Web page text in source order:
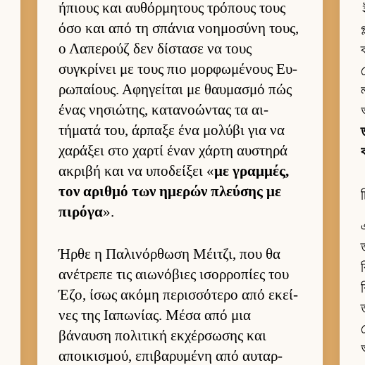
ήπιους και αυ­θόρ­μητους τρόπους τους
όσο και από τη σπάνια νοη­μοσύνη τους,
ο Λαπερούζ δεν δίστασε να τους
συγκρίνει με τους πιο μορ­φωμένους Ευ­
ρωπαί­ους. Αφηγεί­ται με θαυ­μασμό πώς
ένας νησιώτης, κατανοώντας τα αι­
τήματά του, άρ­παξε ένα μολύβι για να
χαράξει στο χαρτί έναν χάρτη αυ­στηρά
ακριβή και να υποδεί­ξει «με γραμ­μές,
τον αριθμό των ημερών πλεύ­σης με
πιρόγα».
Ήρθε η Παλινόρ­θωση Μέιτζι, που θα
ανέτρεπε τις αιω­νόβιες ισορ­ροπίες του
Έζο, ίσως ακόμη περισ­σότερο από εκεί­
νες της Ια­πωνίας. Μέσα από μια
βάναυση πολιτική εκ­χέρ­σωσης και
αποι­κισμού, επιβαρυμένη από αυ­ταρ­